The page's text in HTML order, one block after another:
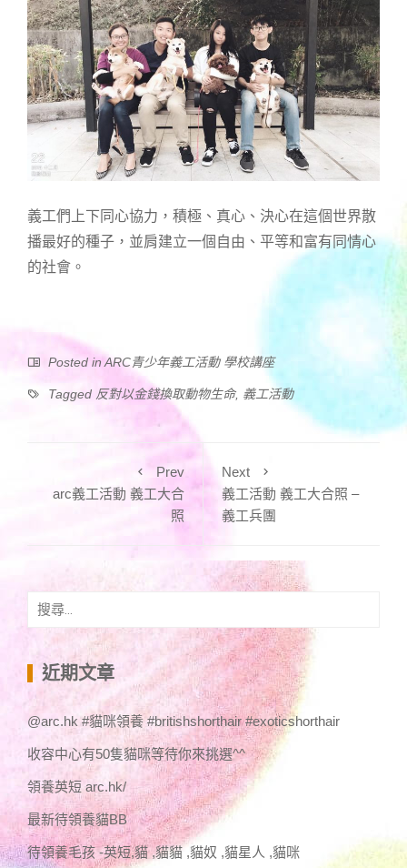
義工們上下同心協力，積極、真心、決心在這個世界散
播最好的種子，並肩建立一個自由、平等和富有同情心
的社會。
Posted in ARC青少年義工活動 學校講座
Tagged 反對以金錢換取動物生命, 義工活動
Prev
arc義工活動 義工大合
照
Next
義工活動 義工大合照 –
義工兵團
搜
鍵 近期文章
@arc.hk #貓咪領養 #britishshorthair #exoticshorthair
收容中心有50隻貓咪等待你來挑選^^
領養英短 arc.hk/
最新待領養貓BB
待領養毛孩 -英短,貓 ,貓貓 ,貓奴 ,貓星人 ,貓咪